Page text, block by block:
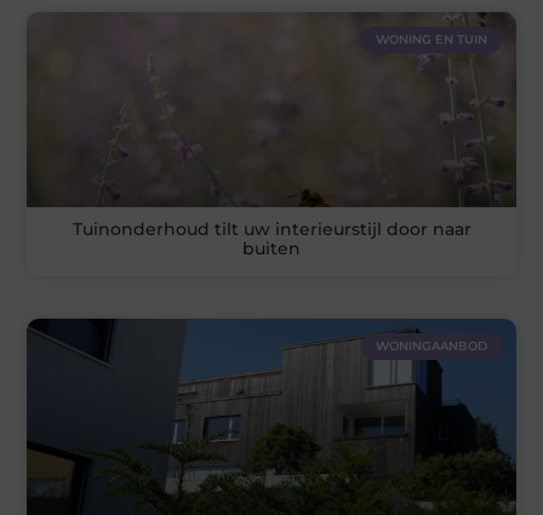
WONING EN TUIN
Tuinonderhoud tilt uw interieurstijl door naar
buiten
WONINGAANBOD